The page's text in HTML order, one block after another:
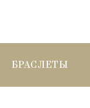
БРАСЛЕТЫ